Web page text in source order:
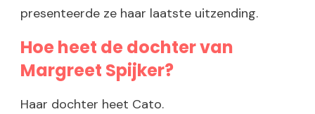
presenteerde ze haar laatste uitzending.
Hoe heet de dochter van
Margreet Spijker?
Haar dochter heet Cato.